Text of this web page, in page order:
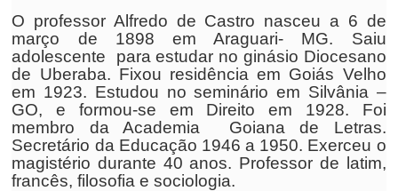
O professor Alfredo de Castro nasceu a 6 de
março de 1898 em Araguari- MG. Saiu
adolescente para estudar no ginásio Diocesano
de Uberaba. Fixou residência em Goiás Velho
em 1923. Estudou no seminário em Silvânia –
GO, e formou-se em Direito em 1928. Foi
membro da Academia Goiana de Letras.
Secretário da Educação 1946 a 1950. Exerceu o
magistério durante 40 anos. Professor de latim,
francês, filosofia e sociologia.